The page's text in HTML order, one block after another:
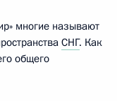
многие называют
СНГ. Как
общего